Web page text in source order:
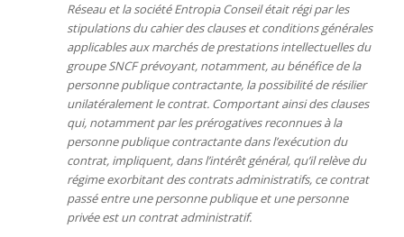
Réseau et la société Entropia Conseil était régi par les
stipulations du cahier des clauses et conditions générales
applicables aux marchés de prestations intellectuelles du
groupe SNCF prévoyant, notamment, au bénéfice de la
personne publique contractante, la possibilité de résilier
unilatéralement le contrat. Comportant ainsi des clauses
qui, notamment par les prérogatives reconnues à la
personne publique contractante dans l’exécution du
contrat, impliquent, dans l’intérêt général, qu’il relève du
régime exorbitant des contrats administratifs, ce contrat
passé entre une personne publique et une personne
privée est un contrat administratif.